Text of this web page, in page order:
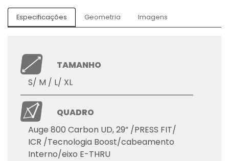
Especificações Geometria Imagens
TAMANHO
S/ M / L/ XL
QUADRO
Auge 800 Carbon UD, 29” /PRESS FIT/
ICR /Tecnologia Boost/cabeamento
Interno/eixo E-THRU